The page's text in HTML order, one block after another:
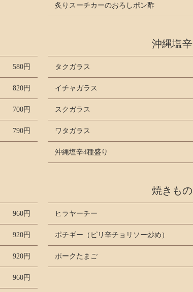
炙りスーチカーのおろしポン酢
580円
820円
700円
790円
沖縄塩辛
タクガラス
イチャガラス
スクガラス
ワタガラス
沖縄塩辛4種盛り
960円
920円
920円
960円
焼きもの
ヒラヤーチー
ポチギー（ピリ辛チョリソー炒め）
ポークたまご